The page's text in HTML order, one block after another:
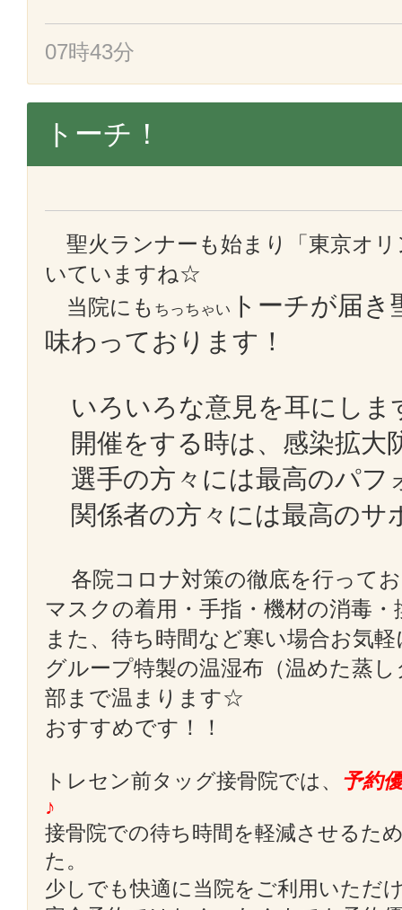
07時43分
トーチ！
聖火ランナーも始まり「東京オ
いていますね☆
当院にも ちっちゃい トーチが届
味わっております！
いろいろな意見を耳にしま
開催をする時は、感染拡大
選手の方々には最高のパフ
関係者の方々には最高のサ
各院コロナ対策の徹底を行って
マスクの着用・手指・機材の消毒
また、待ち時間など寒い場合お気
グループ特製の温湿布（温めた蒸
部まで温まります☆
おすすめです！！
トレセン前タッグ接骨院では、 予約
♪
接骨院での待ち時間を軽減させるた
た。
少しでも快適に当院をご利用いただ